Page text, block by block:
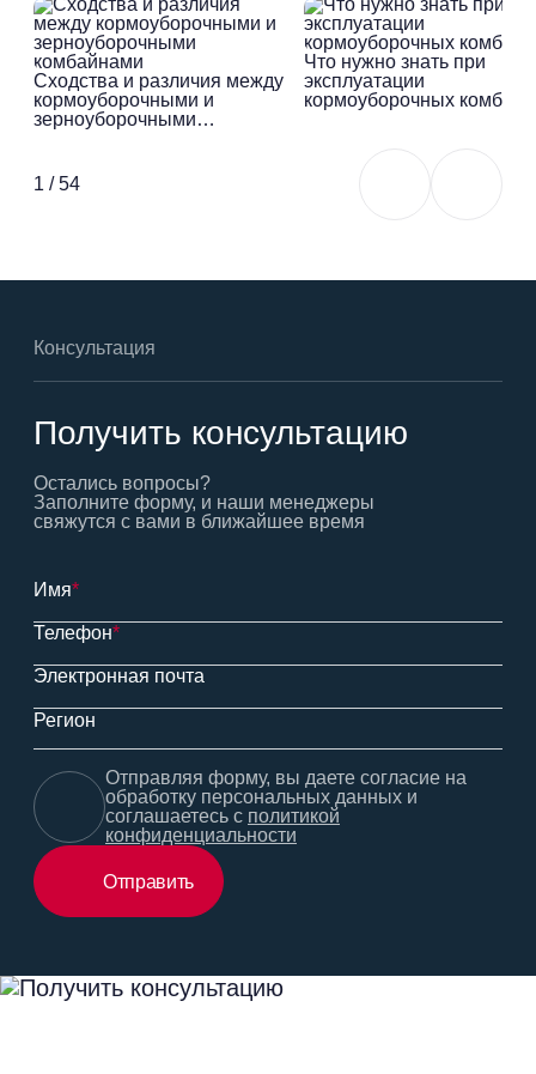
Сходства и различия между
кормоуборочными и
зерноуборочными
Что нужно знать при
эксплуатации
кормоуборочных
1 /54
Консультация
Получить консультацию
Остались вопросы?
Заполните форму, и наши менеджеры
свяжутся с вами в ближайшее время
Имя*
Телефон*
Электронная почта
Регион
Отправить
Отправляя форму, вы даете согласие на
обработку персональных данных и
соглашаетесь с политикой
конфиденциальности